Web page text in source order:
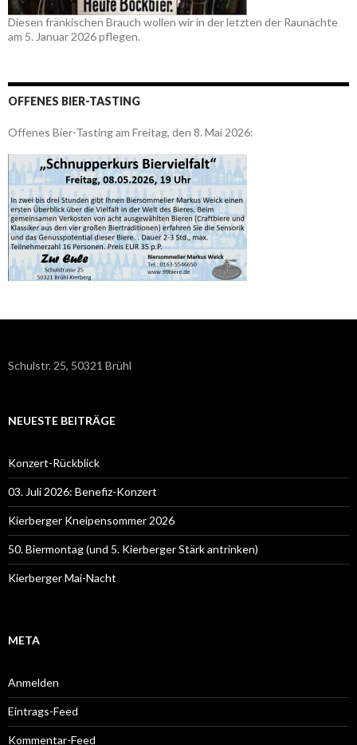
Diesen fränkischen Brauch wollen wir in der letzten der Raunächte
am 5. Januar 2026 pflegen.
OFFENES BIER-TASTING
Offenes Bier-Tasting am Freitag, den 8. Mai 2026:
Schulstr. 25, 50321 Brühl
NEUESTE BEITRÄGE
Konzert-Rückblick
03. Juli 2026: Benefiz-Konzert
Kierberger Kneipensommer 2026
50. Biermontag (und 5. Kierberger Stärk antrinken)
Kierberger Mai-Nacht
META
Anmelden
Eintrags-Feed
Kommentar-Feed